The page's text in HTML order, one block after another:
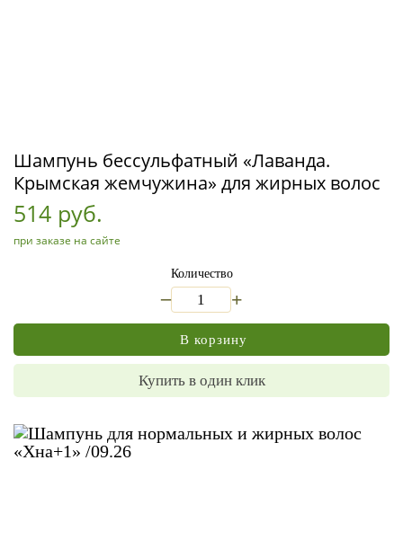
Шампунь бессульфатный «Лаванда.
Крымская жемчужина» для жирных волос
514 руб.
при заказе на сайте
Количество
+
В корзину
Купить в один клик